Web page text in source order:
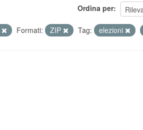
Ordina per
Formati: ZIP Tag: elezioni